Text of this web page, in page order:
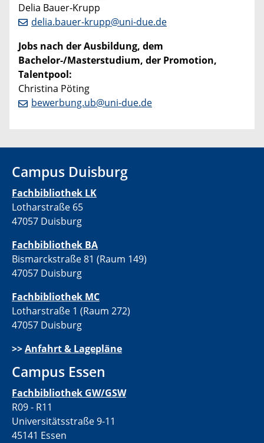
Delia Bauer-Krupp
delia.bauer-krupp@uni-due.de
Jobs nach der Ausbildung, dem
Bachelor-/Masterstudium, der Promotion,
Talentpool:
Christina Pöting
bewerbung.ub@uni-due.de
Campus Duisburg
Fachbibliothek LK
Lotharstraße 65
47057 Duisburg
Fachbibliothek BA
Bismarckstraße 81 (Raum 149)
47057 Duisburg
Fachbibliothek MC
Lotharstraße 1 (Raum 272)
47057 Duisburg
>>Anfahrt & Lagepläne
Campus Essen
Fachbibliothek GW/GSW
R09 - R11
Universitätsstraße 9-11
45141 Essen